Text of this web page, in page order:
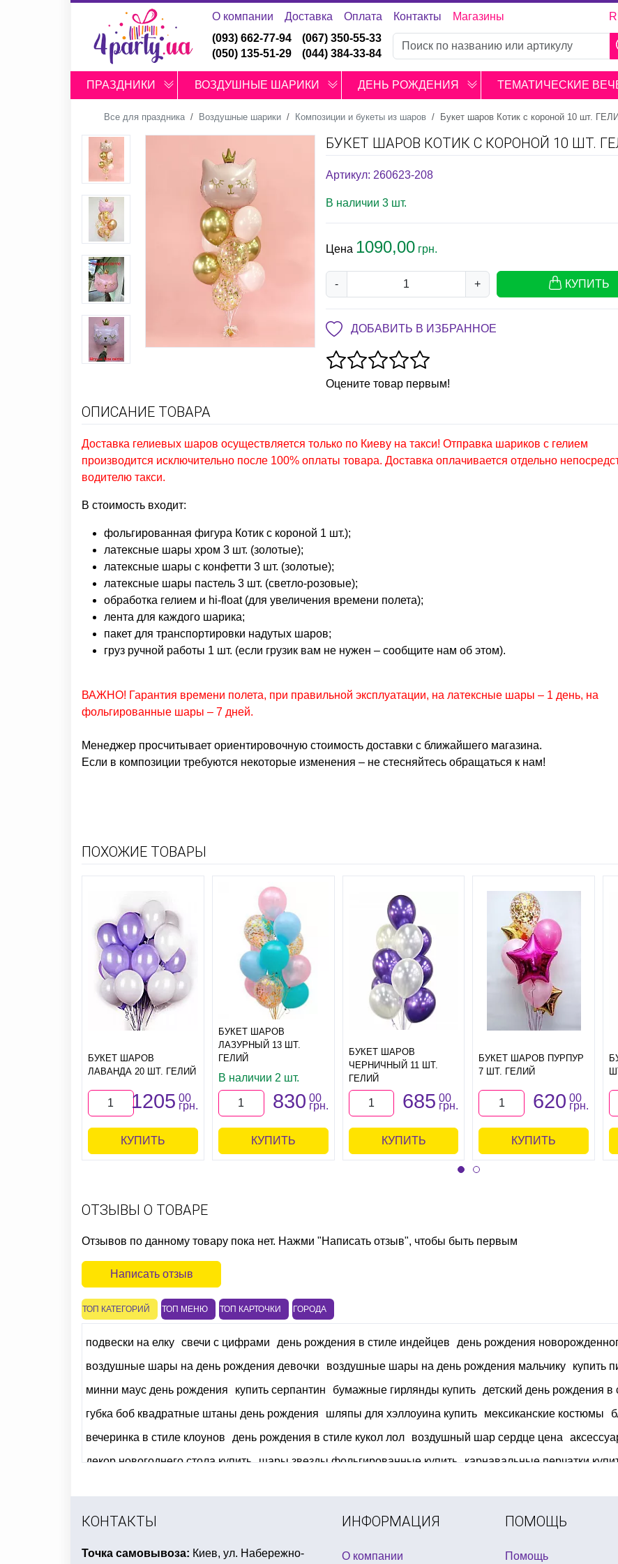
О компании Доставка Оплата Контакты Магазины
(093) 662-77-94
(050) 135-51-29
(067) 350-55-33
(044) 384-33-84
ПРАЗДНИКИ ВОЗДУШНЫЕ ШАРИКИ ДЕНЬ РОЖДЕНИЯ ТЕМАТИЧЕСКИЕ
Все для праздника Воздушные шарики Композиции и букеты из шаров Букет шаров Котик с короной 10 шт.
БУКЕТ ШАРОВ КОТИК С КОРОНОЙ 10 ШТ.
Артикул: 260623-208
В наличии 3 шт.
Цена 1090,00 грн.
- + КУПИТЬ
ДОБАВИТЬ В ИЗБРАННОЕ
Оцените товар первым!
ОПИСАНИЕ ТОВАРА
Доставка гелиевых шаров осуществляется только по Киеву на такси! Отправка шариков с гелием
производится исключительно после 100% оплаты товара. Доставка оплачивается отдельно
водителю такси.
В стоимость входит:
фольгированная фигура Котик с короной 1 шт.);
латексные шары хром 3 шт. (золотые);
латексные шары с конфетти 3 шт. (золотые);
латексные шары пастель 3 шт. (светло-розовые);
обработка гелием и hi-float (для увеличения времени полета);
лента для каждого шарика;
пакет для транспортировки надутых шаров;
груз ручной работы 1 шт. (если грузик вам не нужен – сообщите нам об этом).
ВАЖНО! Гарантия времени полета, при правильной эксплуатации, на латексные шары – 1 день, на
фольгированные шары – 7 дней.
Менеджер просчитывает ориентировочную стоимость доставки с ближайшего магазина.
Если в композиции требуются некоторые изменения – не стесняйтесь обращаться к нам!
ПОХОЖИЕ ТОВАРЫ
БУКЕТ ШАРОВ
ЛАВАНДА 20 ШТ. ГЕЛИЙ
1205 00
грн.
КУПИТЬ
БУКЕТ ШАРОВ
ЛАЗУРНЫЙ 13 ШТ.
ГЕЛИЙ
В наличии 2 шт.
830 00
грн.
КУПИТЬ
БУКЕТ ШАРОВ
ЧЕРНИЧНЫЙ 11 ШТ.
ГЕЛИЙ
685 00
грн.
КУПИТЬ
БУКЕТ ШАРОВ ПУРПУР
7 ШТ. ГЕЛИЙ
620 00
грн.
КУПИТЬ
ОТЗЫВЫ О ТОВАРЕ
Отзывов по данному товару пока нет. Нажми "Написать отзыв", чтобы быть первым
Написать отзыв
ТОП КАТЕГОРИЙ ТОП МЕНЮ ТОП КАРТОЧКИ ГОРОДА
подвески на елку свечи с цифрами день рождения в стиле индейцев
день рождения
воздушные шары на день рождения девочки
воздушные шары на день рождения мальчику
купить
минни маус день рождения
купить серпантин бумажные гирлянды купить
детский день рождения в
губка боб квадратные штаны день рождения
шляпы для хэллоуина купить мексиканские костюмы
вечеринка в стиле клоунов
день рождения в стиле кукол лол воздушный шар сердце цена
декор новогоднего стола купить шары звезды фольгированные купить карнавальные перчатки
КОНТАКТЫ
Точка самовывоза: Киев, ул. Набережно-
ИНФОРМАЦИЯ
О компании
ПОМОЩЬ
Помощь